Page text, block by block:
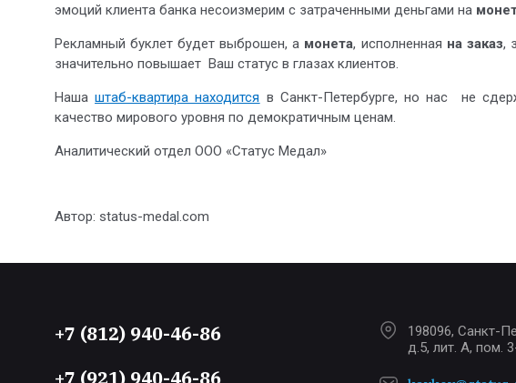
эмоций клиента банка несоизмерим с затраченными деньгами на
Рекламный буклет будет выброшен, а монета, исполненная на заказ,
значительно повышает Ваш статус в глазах клиентов.
Нашаштаб-квартира находится в Санкт-Петербурге, но нас не
качество мирового уровня по демократичным ценам.
Аналитический отдел ООО «Статус Медал»
Автор: status-medal.com
+7 (812) 940-46-86
+7 (921) 940-46-86
198096, Санкт-
д.5, лит. А, пом.